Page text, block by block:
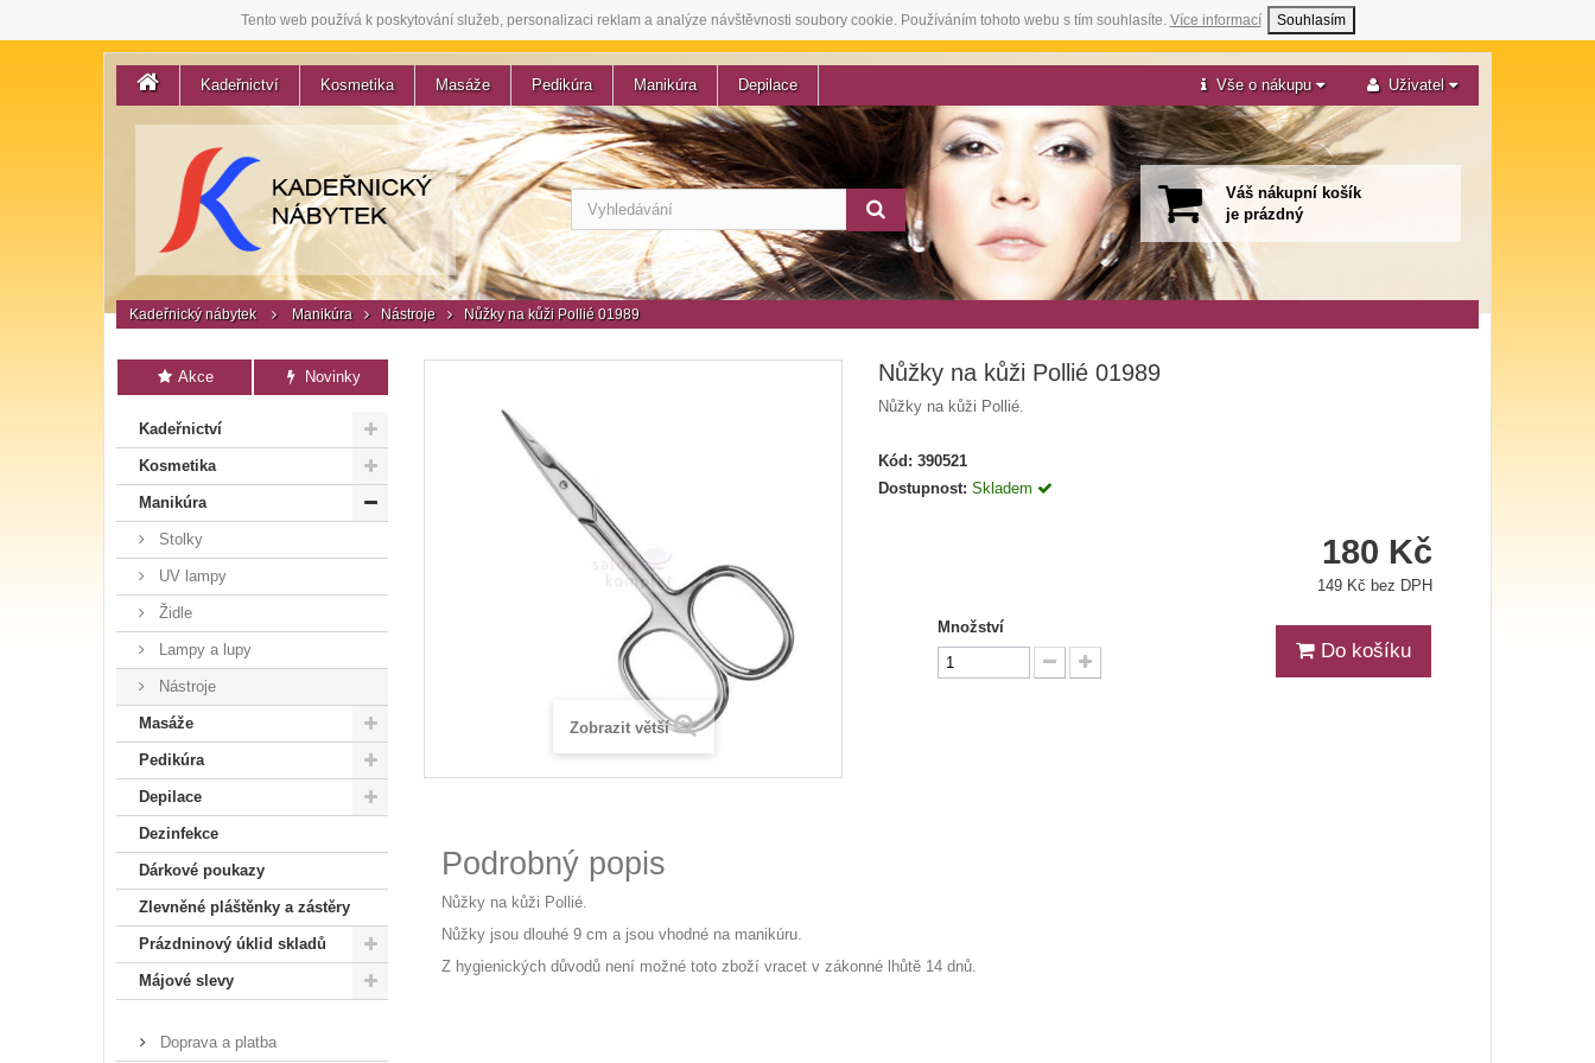
Tento web používá k poskytování služeb, personalizaci reklam a analýze návštěvnosti soubory cookie. Používáním tohoto webu s tím souhlasíte. Více informací Souhlasím
Kadeřnictví Kosmetika Masáže Pedikúra Manikúra Depilace Vše o nákupu Uživatel
Váš nákupní košík
je prázdný
Kadeřnický nábytek Manikúra Nástroje Nůžky na kůži Pollié 01989
Akce Novinky
Kadeřnictví
Kosmetika
Manikúra
Stolky
UV lampy
Židle
Lampy a lupy
Nástroje
Masáže
Pedikúra
Depilace
Dezinfekce
Dárkové poukazy
Zlevněné pláštěnky a zástěry
Prázdninový úklid skladů
Májové slevy
Doprava a platba
Zobrazit větší
Nůžky na kůži Pollié 01989
Nůžky na kůži Pollié.
Kód: 390521
Dostupnost: Skladem
180 Kč
149 Kč bez DPH
Množství
Do košíku
Podrobný popis
Nůžky na kůži Pollié.
Nůžky jsou dlouhé 9 cm a jsou vhodné na manikúru.
Z hygienických důvodů není možné toto zboží vracet v zákonné lhůtě 14 dnů.